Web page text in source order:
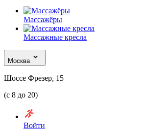
Массажёры
Массажные кресла
Москва
Шоссе Фрезер, 15
(с 8 до 20)
Войти